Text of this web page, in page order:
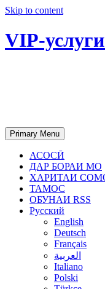
Skip to content
VIP-
Primary Menu
АСОСӢ
ДАР БОРАИ МО
ХАРИТАИ
ТАМОС
ОБУНАИ RSS
Русский
English
Deutsch
Français
العربية
Italiano
Polski